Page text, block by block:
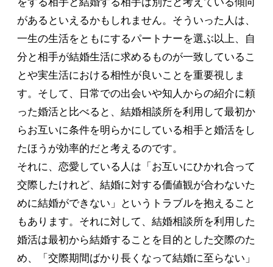
があるといえるかもしれません。そういった人は、
一生の生活をともにするパートナーを選ぶ以上、自
分と相手が結婚生活に求めるものが一致しているこ
とや実生活における相性が良いことを重要視しま
す。そして、日常での出会いや知人からの紹介に頼
った婚活と比べると、結婚相談所を利用して最初か
らお互いに条件を明らかにしている相手と婚活をし
たほうが効率的だと考えるのです。
それに、恋愛している人は「お互いにひかれ合って
交際したけれど、結婚に対する価値観が合わないた
めに結婚ができない」というトラブルを抱えること
もあります。それに対して、結婚相談所を利用した
婚活は最初から結婚することを目的とした交際のた
め、「交際期間ばかり長くなって結婚に至らない」